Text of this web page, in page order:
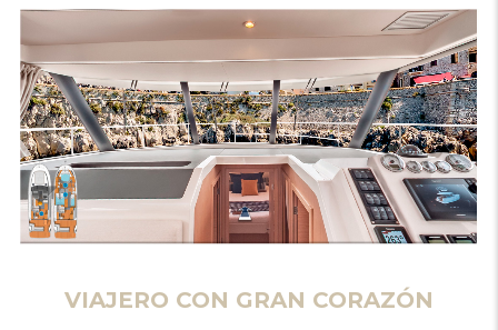
VIAJERO CON GRAN CORAZÓN